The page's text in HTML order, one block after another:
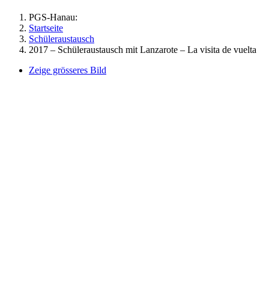
PGS-Hanau:
Startseite
Schüleraustausch
2017 – Schüleraustausch mit Lanzarote – La visita de vuelta
Zeige grösseres Bild